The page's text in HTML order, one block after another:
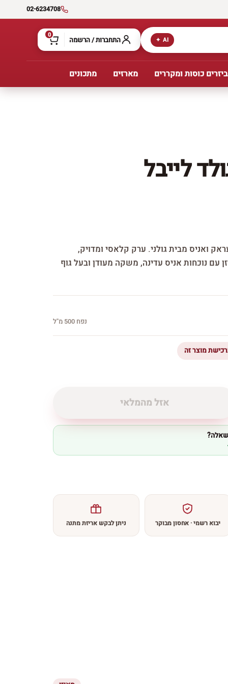
02-6234708
AI ✦ התחברות / הרשמה 0
כוסות ומקררים מארזים מתכונים
לייבל
ואניס מבית גולני. ערק קלאסי ומדויק,
עם נוכחות אניס עדינה, משקה מעודן ובעל גוף
נפח 500 מ''ל
אזל מהמלאי
שאלה?
יבוא רשמי · אחסון מבוקר ניתן לבקש אריזת מתנה